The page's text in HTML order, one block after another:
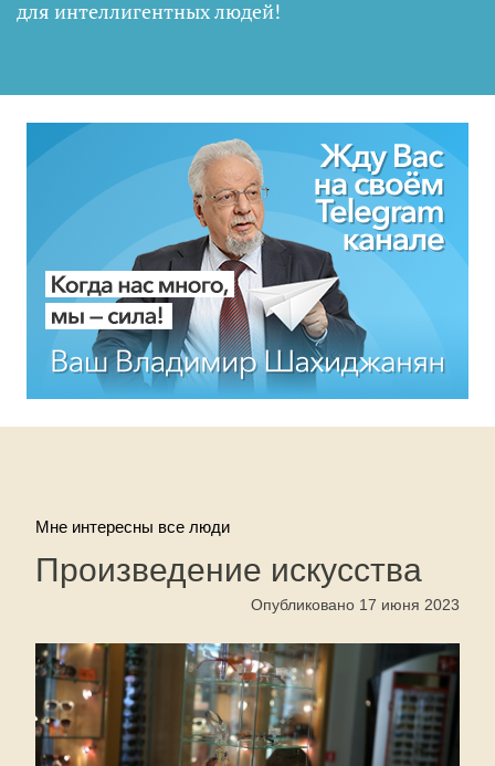
для интеллигентных людей!
Мне интересны все люди
Произведение искусства
Опубликовано 17 июня 2023